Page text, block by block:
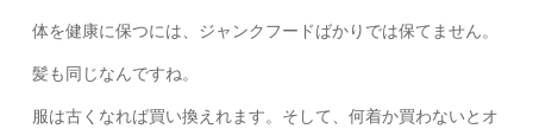
体を健康に保つには、ジャンクフードばかりでは保てません。
髪も同じなんですね。
服は古くなれば買い換えれます。そして、何着か買わないとオ